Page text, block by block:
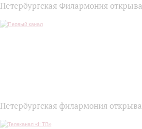
Петербургская Филармония
Петербургская филармония